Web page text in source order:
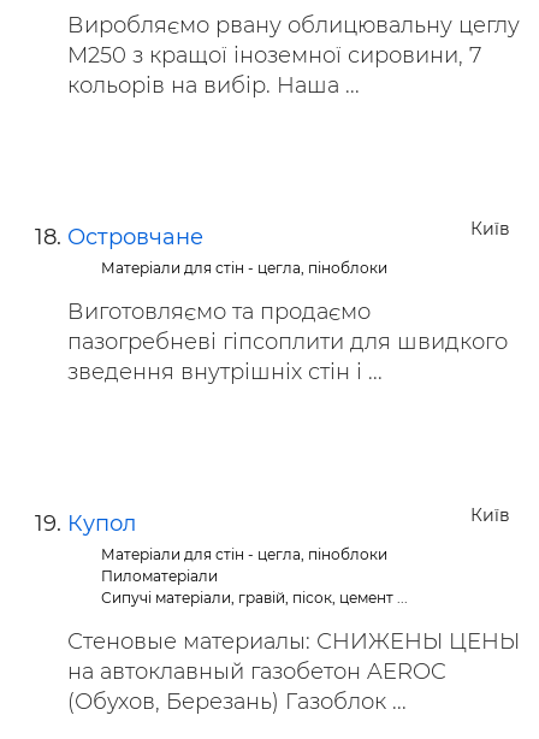
Виробляємо рвану облицювальну цеглу
М250 з кращої іноземної сировини, 7
кольорів на вибір. Наша ...
Київ
Островчане
Матеріали для стін - цегла, піноблоки
Виготовляємо та продаємо
пазогребневі гіпсоплити для швидкого
зведення внутрішніх стін і ...
Київ
Купол
Матеріали для стін - цегла, піноблоки
Пиломатеріали
Сипучі матеріали, гравій, пісок, цемент ...
Стеновые материалы: СНИЖЕНЫ ЦЕНЫ
на автоклавный газобетон AEROC
(Обухов, Березань) Газоблок ...